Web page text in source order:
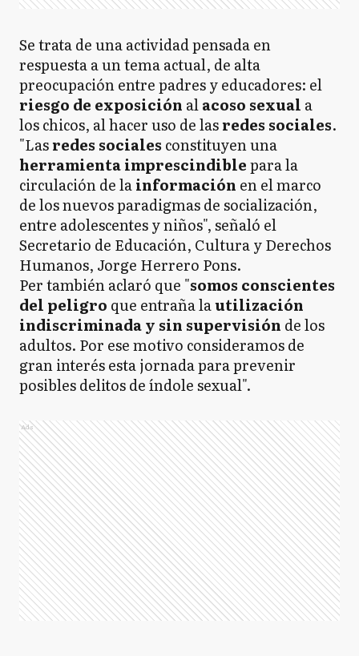
Se trata de una actividad pensada en
respuesta a un tema actual, de alta
preocupación entre padres y educadores: el
riesgo de exposición alacoso sexual a
los chicos, al hacer uso de lasredes sociales.
"Lasredes sociales constituyen una
herramienta imprescindiblepara la
circulación de lainformación en el marco
de los nuevos paradigmas de socialización,
entre adolescentes y niños", señaló el
Secretario de Educación, Cultura y Derechos
Humanos, Jorge Herrero Pons.
Per también aclaró que "somos conscientes
del peligro que entraña lautilización
indiscriminada y sin supervisión de los
adultos. Por ese motivo consideramos de
gran interés esta jornada para prevenir
posibles delitos de índole sexual".
Ads